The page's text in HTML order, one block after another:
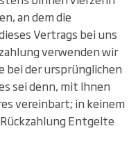
an dem die
Vertrags bei uns
verwenden wir
bei der ursprünglichen
sei denn, mit Ihnen
vereinbart; in keinem
Entgelte